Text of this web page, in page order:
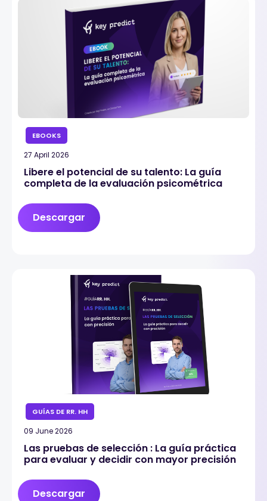
EBOOKS
27 April 2026
Libere el potencial de su talento: La guía
completa de la evaluación psicométrica
Descargar
GUÍAS DE RR. HH
09 June 2026
Las pruebas de selección : La guía práctica
para evaluar y decidir con mayor precisión
Descargar